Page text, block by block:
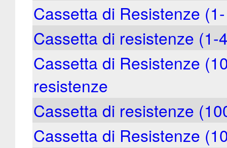
Cassetta di Resistenze
Cassetta di resistenze
Cassetta di Resistenze
resistenze
Cassetta di resistenze
Cassetta di Resistenze